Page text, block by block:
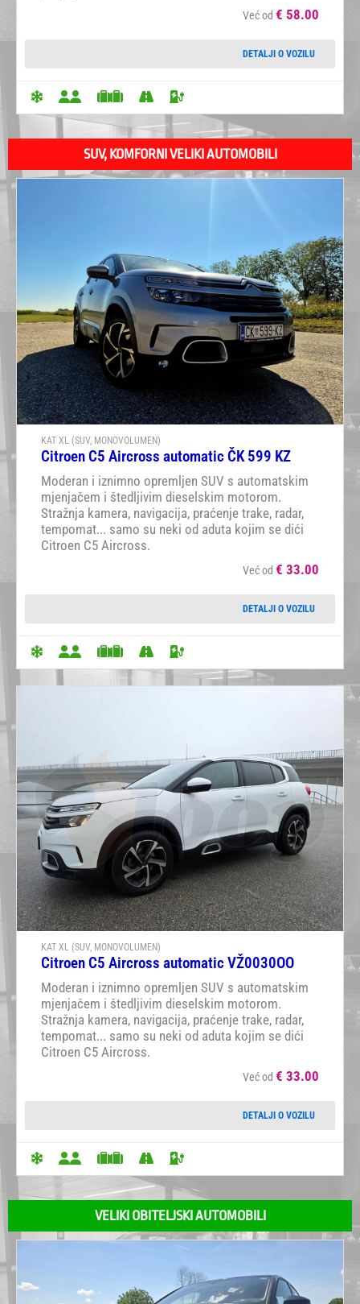
Već od € 58.00
DETALJI O VOZILU
SUV, KOMFORNI VELIKI AUTOMOBILI
KAT XL (SUV, MONOVOLUMEN)
Citroen C5 Aircross automatic ČK 599 KZ
Moderan i iznimno opremljen SUV s automatskim
mjenjačem i štedljivim dieselskim motorom.
Stražnja kamera, navigacija, praćenje trake, radar,
tempomat... samo su neki od aduta kojim se dići
Citroen C5 Aircross.
Već od € 33.00
DETALJI O VOZILU
KAT XL (SUV, MONOVOLUMEN)
Citroen C5 Aircross automatic VŽ0030OO
Moderan i iznimno opremljen SUV s automatskim
mjenjačem i štedljivim dieselskim motorom.
Stražnja kamera, navigacija, praćenje trake, radar,
tempomat... samo su neki od aduta kojim se dići
Citroen C5 Aircross.
Već od € 33.00
DETALJI O VOZILU
VELIKI OBITELJSKI AUTOMOBILI